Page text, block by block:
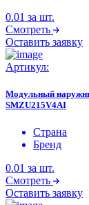
0.01 за шт.
Смотреть
Оставить заявку
Артикул:
Модульный
SMZU215V4AI
Страна
Бренд
0.01 за шт.
Смотреть
Оставить заявку